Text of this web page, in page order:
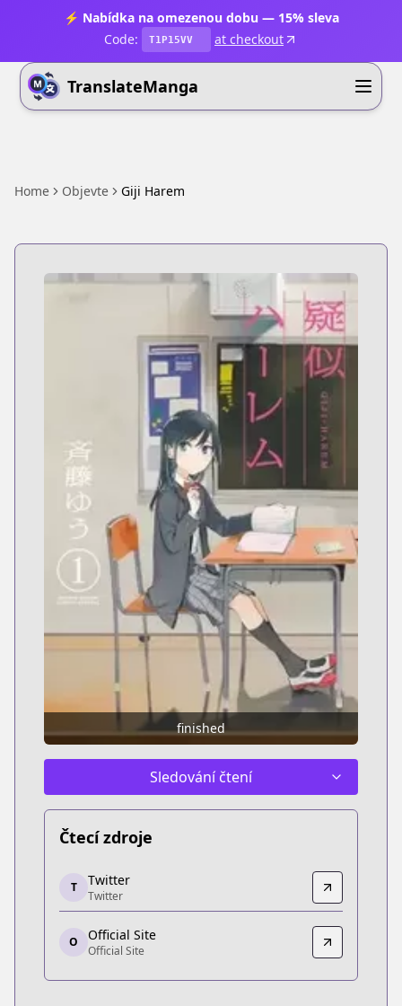
⚡ Nabídka na omezenou dobu — 15% sleva
Code:
T1P15VV at checkout
TranslateManga
Home Objevte Giji Harem
finished
Sledování čtení
Čtecí zdroje
Twitter
Twitter
https://twitter.com/i/events/1032362040197767168
Official Site
Official Site
https://gekkansunday.net/series/gijiharem
T Twitter
Twitter
O Official Site
Official Site